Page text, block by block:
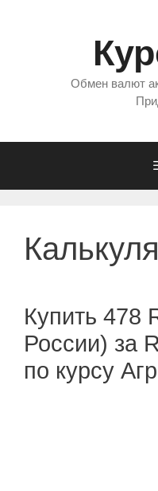
Обмен валют
Купить 478
России) за
по курсу